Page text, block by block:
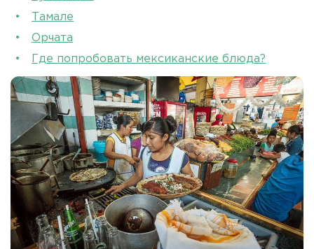
Тамале
Орчата
Где попробовать мексиканские блюда?